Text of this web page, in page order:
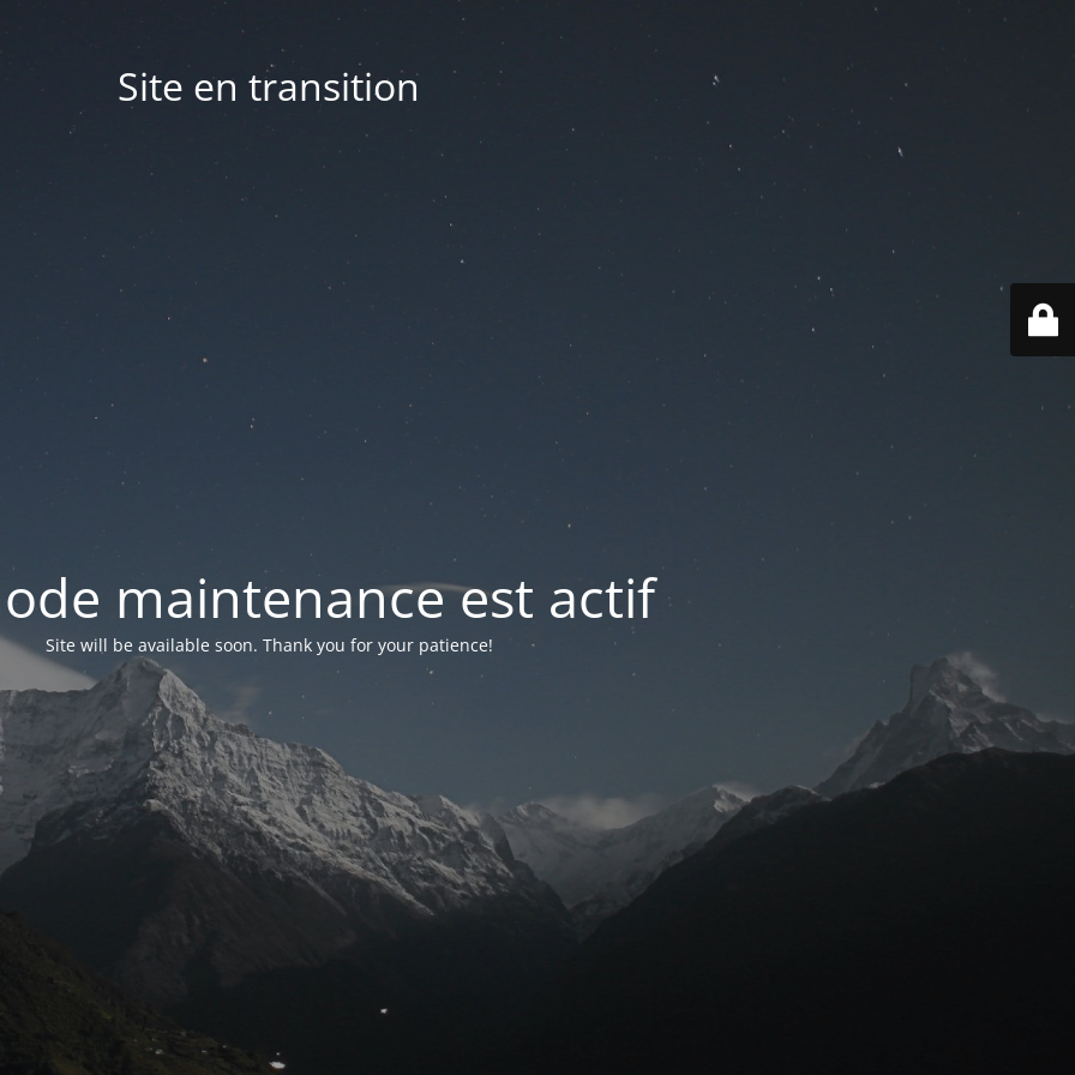
Site en transition
maintenance est actif
Site will be available soon. Thank you for your patience!